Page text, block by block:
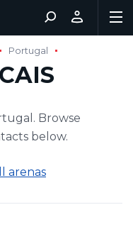
Portugal
Browse
below.
arenas